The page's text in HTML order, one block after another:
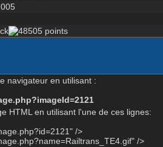
navigateur en utilisant :
HTML en utilisant l'une de ces lignes:
/>
/>